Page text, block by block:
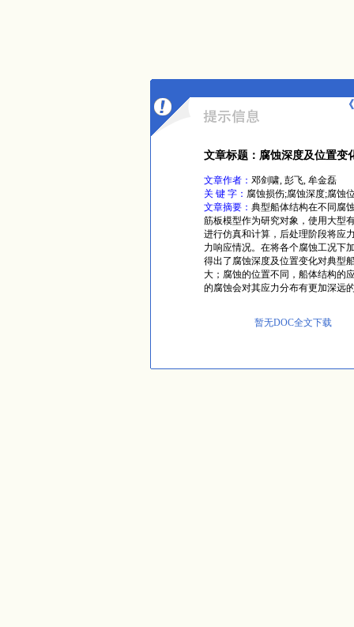
文章标题：腐蚀深度及位置变
文章作者： 邓剑啸, 彭飞, 牟金磊
关 键 字： 腐蚀损伤;腐蚀深度;腐蚀
文章摘要： 典型船体结构在不同腐
筋板模型作为研究对象，使用大型
进行仿真和计算，后处理阶段将应
力响应情况。在将各个腐蚀工况下
得出了腐蚀深度及位置变化对典型
大；腐蚀的位置不同，船体结构的
的腐蚀会对其应力分布有更加深远
暂无DOC全文下载